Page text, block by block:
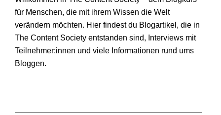
für Menschen, die mit ihrem Wissen die Welt
verändern möchten. Hier findest du Blogartikel, die in
The Content Society entstanden sind, Interviews mit
Teilnehmer:innen und viele Informationen rund ums
Bloggen.